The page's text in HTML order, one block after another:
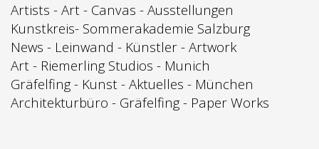
Artists - Art - Canvas - Ausstellungen
Kunstkreis- Sommerakademie Salzburg
News - Leinwand - Künstler - Artwork
Art - Riemerling Studios - Munich
Gräfelfing- Kunst - Aktuelles - München
Architekturbüro - Gräfelfing- Paper Works